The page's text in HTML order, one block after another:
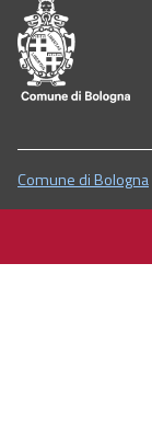
Comune di Bologna